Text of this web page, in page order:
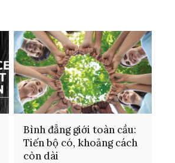
Bình đẳng giới toàn cầu:
Tiến bộ có, khoảng cách
còn dài